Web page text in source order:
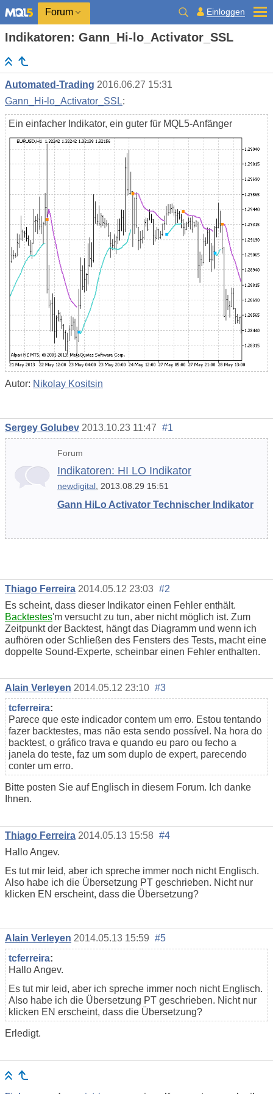
Forum Einloggen
Indikatoren: Gann_Hi-lo_Activator_SSL
Automated-Trading 2016.06.27 15:31
Gann_Hi-lo_Activator_SSL:
Ein einfacher Indikator, ein guter für MQL5-Anfänger
Autor: Nikolay Kositsin
Sergey Golubev 2013.10.23 11:47 #1
Forum
Indikatoren: HI LO Indikator
newdigital , 2013.08.29 15:51
Gann HiLo Activator Technischer Indikator
Thiago Ferreira 2014.05.12 23:03 #2
Es scheint, dass dieser Indikator einen Fehler enthält.
Backtestes'm versucht zu tun, aber nicht möglich ist. Zum
Zeitpunkt der Backtest, hängt das Diagramm und wenn ich
aufhören oder Schließen des Fensters des Tests, macht eine
doppelte Sound-Experte, scheinbar einen Fehler enthalten.
Alain Verleyen 2014.05.12 23:10 #3
tcferreira:
Parece que este indicador contem um erro. Estou tentando
fazer backtestes, mas não esta sendo possível. Na hora do
backtest, o gráfico trava e quando eu paro ou fecho a
janela do teste, faz um som duplo de expert, parecendo
conter um erro.
Bitte posten Sie auf Englisch in diesem Forum. Ich danke
Ihnen.
Thiago Ferreira 2014.05.13 15:58 #4
Hallo Angev.
Es tut mir leid, aber ich spreche immer noch nicht Englisch.
Also habe ich die Übersetzung PT geschrieben. Nicht nur
klicken EN erscheint, dass die Übersetzung?
Alain Verleyen 2014.05.13 15:59 #5
tcferreira:
Hallo Angev.
Es tut mir leid, aber ich spreche immer noch nicht Englisch.
Also habe ich die Übersetzung PT geschrieben. Nicht nur
klicken EN erscheint, dass die Übersetzung?
Erledigt.